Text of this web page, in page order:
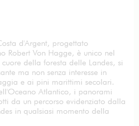
d'Argent, progettato
Robert Von Hagge, è unico nel
della foresta delle Landes, si
ma non senza interesse in
e ai pini marittimi secolari.
Atlantico, i panorami
da un percorso evidenziato dalla
in qualsiasi momento della